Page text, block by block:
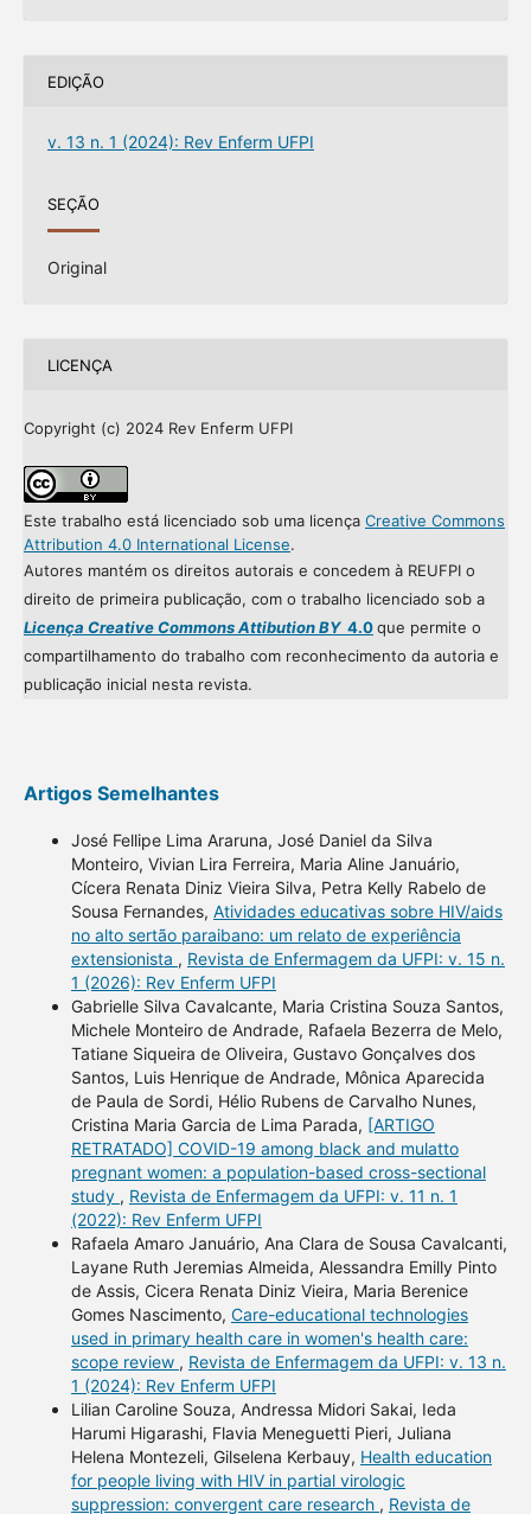
EDIÇÃO
v. 13 n. 1 (2024): Rev Enferm UFPI
SEÇÃO
Original
LICENÇA
Copyright (c) 2024 Rev Enferm UFPI
Este trabalho está licenciado sob uma licença Creative Commons
Attribution 4.0 International License.
Autores mantém os direitos autorais e concedem à REUFPI o
direito de primeira publicação, com o trabalho licenciado sob a
Licença Creative Commons Attibution BY4.0que permite o
compartilhamento do trabalho com reconhecimento da autoria e
publicação inicial nesta revista.
Artigos Semelhantes
José Fellipe Lima Araruna, José Daniel da Silva
Monteiro, Vivian Lira Ferreira, Maria Aline Januário,
Cícera Renata Diniz Vieira Silva, Petra Kelly Rabelo de
Sousa Fernandes, Atividades educativas sobre HIV/aids
no alto sertão paraibano: um relato de experiência
extensionista , Revista de Enfermagem da UFPI: v. 15 n.
1 (2026): Rev Enferm UFPI
Gabrielle Silva Cavalcante, Maria Cristina Souza Santos,
Michele Monteiro de Andrade, Rafaela Bezerra de Melo,
Tatiane Siqueira de Oliveira, Gustavo Gonçalves dos
Santos, Luis Henrique de Andrade, Mônica Aparecida
de Paula de Sordi, Hélio Rubens de Carvalho Nunes,
Cristina Maria Garcia de Lima Parada, [ARTIGO
RETRATADO] COVID-19 among black and mulatto
pregnant women: a population-based cross-sectional
study , Revista de Enfermagem da UFPI: v. 11 n. 1
(2022): Rev Enferm UFPI
Rafaela Amaro Januário, Ana Clara de Sousa Cavalcanti,
Layane Ruth Jeremias Almeida, Alessandra Emilly Pinto
de Assis, Cicera Renata Diniz Vieira, Maria Berenice
Gomes Nascimento, Care-educational technologies
used in primary health care in women's health care:
scope review , Revista de Enfermagem da UFPI: v. 13 n.
1 (2024): Rev Enferm UFPI
Lilian Caroline Souza, Andressa Midori Sakai, Ieda
Harumi Higarashi, Flavia Meneguetti Pieri, Juliana
Helena Montezeli, Gilselena Kerbauy, Health education
for people living with HIV in partial virologic
suppression: convergent care research , Revista de